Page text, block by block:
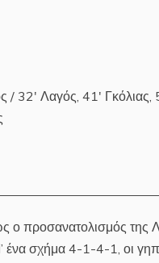
Λαγός, 41′ Γκόλιας,
ο προσανατολισμός της
ένα σχήμα 4-1-4-1, οι